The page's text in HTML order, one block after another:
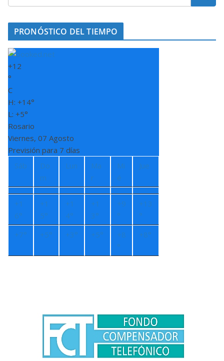
PRONÓSTICO DEL TIEMPO
+12
°
C
H: +14°
L: +5°
Rosario
Viernes, 07 Agosto
Previsión para 7 días
Sáb
Do
m
Lun
Ma
r
Mi
é
Jue
+1
6°
+1
5°
+1
4°
+1
3°
+9
°
+13
°
+7° +5° +3° +5° +8
°
+8°